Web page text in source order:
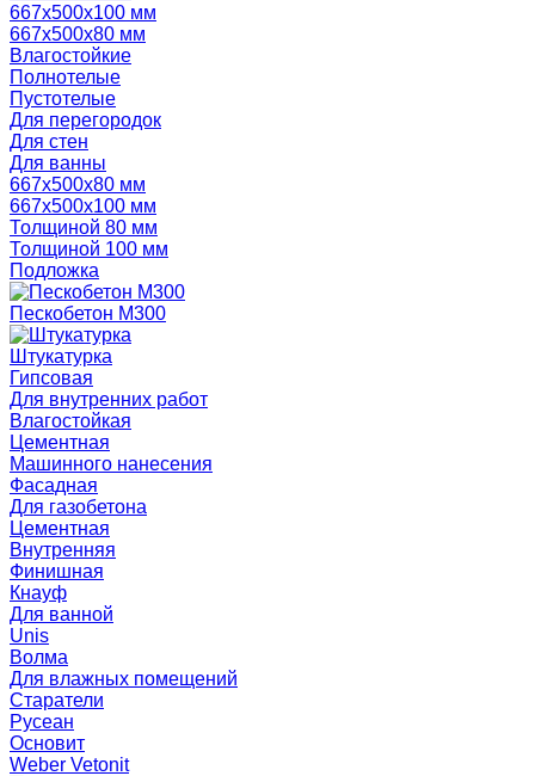
667х500х100 мм
667х500х80 мм
Влагостойкие
Полнотелые
Пустотелые
Для перегородок
Для стен
Для ванны
667х500х80 мм
667х500х100 мм
Толщиной 80 мм
Толщиной 100 мм
Подложка
Пескобетон М300
Штукатурка
Гипсовая
Для внутренних работ
Влагостойкая
Цементная
Машинного нанесения
Фасадная
Для газобетона
Цементная
Внутренняя
Финишная
Кнауф
Для ванной
Unis
Волма
Для влажных помещений
Старатели
Русеан
Основит
Weber Vetonit